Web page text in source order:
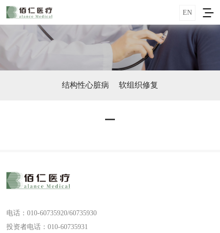
EN
结构性心脏病 软组织修复
电话：010-60735920/60735930
投资者电话：010-60735931